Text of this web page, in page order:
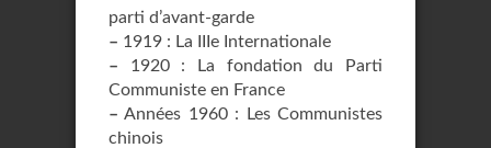
parti d’avant-garde
– 1919 : La IIIe Internationale
– 1920 : La fondation du Parti
Communiste en France
– Années 1960 : Les Communistes
chinois